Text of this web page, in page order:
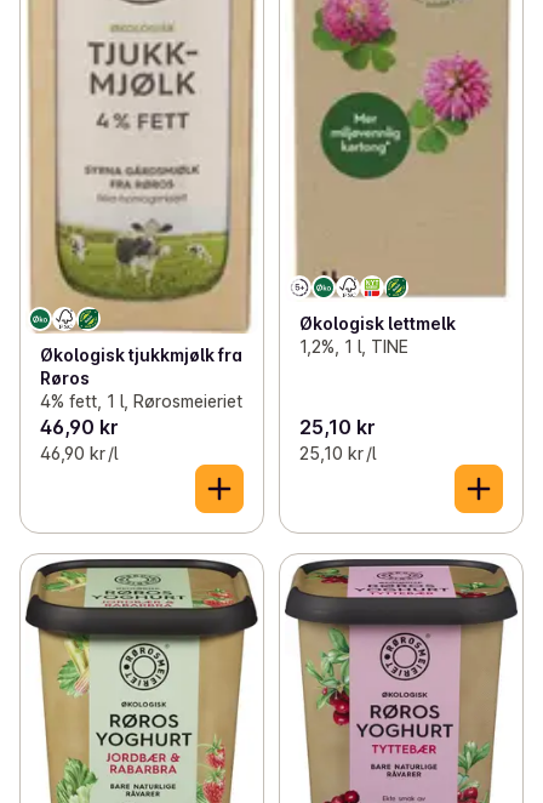
Økologisk tjukkmjølk fra
Røros
4% fett, 1 l, Rørosmeieriet
46,90 kr
46,90 kr /l
Økologisk lettmelk
1,2%, 1 l, TINE
25,10 kr
25,10 kr /l